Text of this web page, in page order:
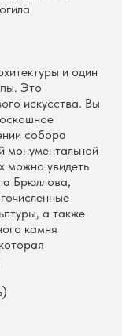
и один
Это
искусства. Вы
собора
монументальной
можно увидеть
Брюллова,
а также
камня